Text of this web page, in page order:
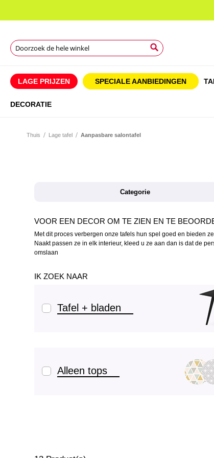
Search
LAGE PRIJZEN SPECIALE AANBIEDINGEN
DECORATIE
Thuis Lage tafel Aanpasbare salontafel
Categorie
VOOR EEN DECOR OM TE ZIEN EN TE
Met dit proces verbergen onze tafels hun spel goed en bieden
Naakt passen ze in elk interieur, kleed u ze aan dan is dat de
omslaan
IK ZOEK NAAR
Tafel + bladen
Alleen tops